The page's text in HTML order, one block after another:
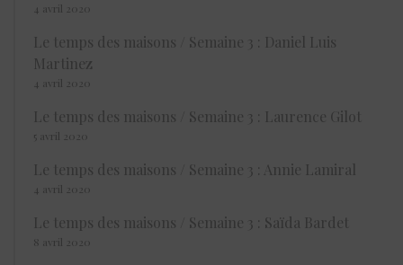
4 avril 2020
Le temps des maisons / Semaine 3 : Daniel Luis
Martinez
4 avril 2020
Le temps des maisons / Semaine 3 : Laurence Gilot
5 avril 2020
Le temps des maisons / Semaine 3 : Annie Lamiral
4 avril 2020
Le temps des maisons / Semaine 3 : Saïda Bardet
8 avril 2020